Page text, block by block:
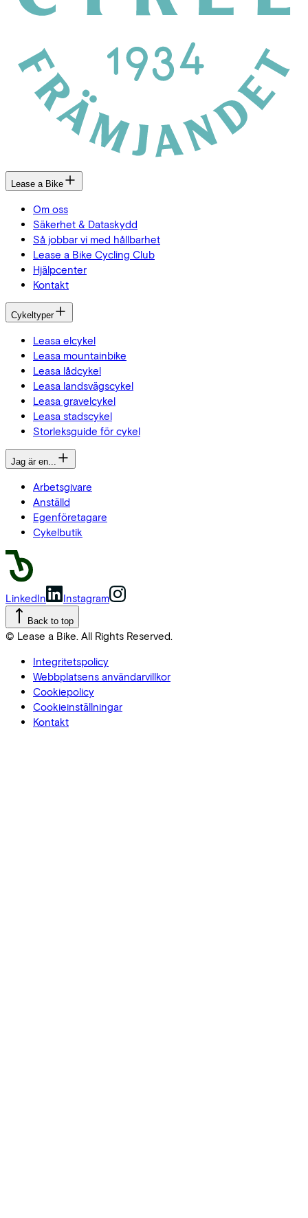
Lease a Bike
Om oss
Säkerhet & Dataskydd
Så jobbar vi med hållbarhet
Lease a Bike Cycling Club
Hjälpcenter
Kontakt
Cykeltyper
Leasa elcykel
Leasa mountainbike
Leasa lådcykel
Leasa landsvägscykel
Leasa gravelcykel
Leasa stadscykel
Storleksguide för cykel
Jag är en...
Arbetsgivare
Anställd
Egenföretagare
Cykelbutik
LinkedIn Instagram
Back to top
© Lease a Bike. All Rights Reserved.
Integritetspolicy
Webbplatsens användarvillkor
Cookiepolicy
Cookieinställningar
Kontakt